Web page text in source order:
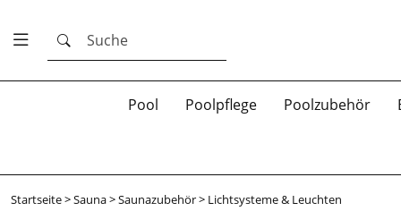
Suche
Pool Poolpflege Poolzubehör
Startseite>Sauna>Saunazubehör> Lichtsysteme & Leuchten